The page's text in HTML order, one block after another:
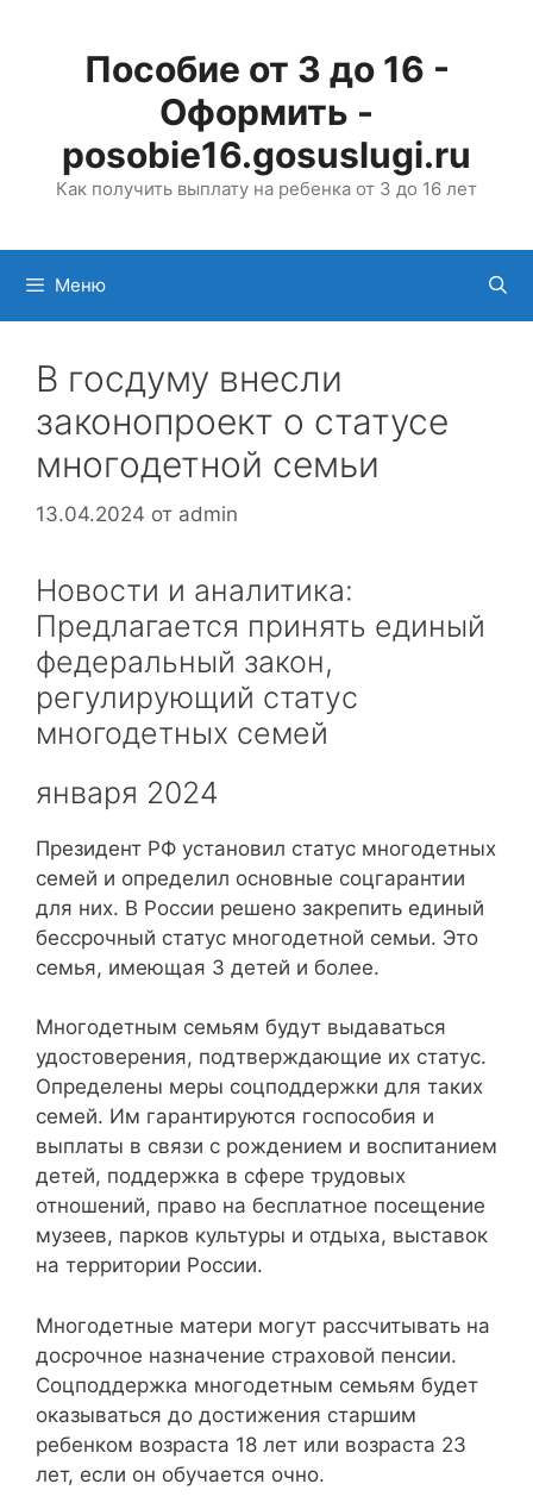
содержимомуПособие от 3 до 16 -
Оформить -
posobie16.gosuslugi.ru
Как получить выплату на ребенка от 3 до 16 лет
Меню
В госдуму внесли
законопроект о статусе
многодетной семьи
13.04.2024 от admin
Новости и аналитика:
Предлагается принять единый
федеральный закон,
регулирующий статус
многодетных семей
января 2024
Президент РФ установил статус многодетных
семей и определил основные соцгарантии
для них. В России решено закрепить единый
бессрочный статус многодетной семьи. Это
семья, имеющая 3 детей и более.
Многодетным семьям будут выдаваться
удостоверения, подтверждающие их статус.
Определены меры соцподдержки для таких
семей. Им гарантируются госпособия и
выплаты в связи с рождением и воспитанием
детей, поддержка в сфере трудовых
отношений, право на бесплатное посещение
музеев, парков культуры и отдыха, выставок
на территории России.
Многодетные матери могут рассчитывать на
досрочное назначение страховой пенсии.
Соцподдержка многодетным семьям будет
оказываться до достижения старшим
ребенком возраста 18 лет или возраста 23
лет, если он обучается очно.